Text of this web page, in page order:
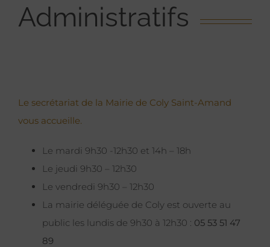
Administratifs
Le secrétariat de la Mairie de Coly Saint-Amand
vous accueille.
Le mardi 9h30 -12h30 et 14h – 18h
Le jeudi 9h30 – 12h30
Le vendredi 9h30 – 12h30
La mairie déléguée de Coly est ouverte au
public les lundis de 9h30 à 12h30 : 05 53 51 47
89